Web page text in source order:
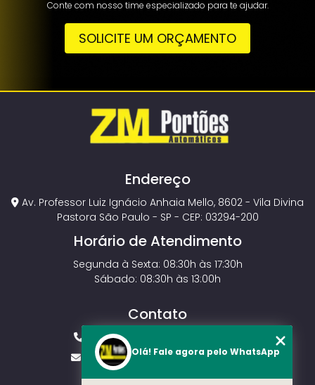
Conte com nosso time especializado para te ajudar.
SOLICITE UM ORÇAMENTO
Endereço
Av. Professor Luiz Ignácio Anhaia Mello, 8602 - Vila Divina
Pastora São Paulo - SP - CEP: 03294-200
Horário de Atendimento
Segunda à Sexta: 08:30h às 17:30h
Sábado: 08:30h às 13:00h
Contato
(11) 2143-4826
vendas.zmportoes@gmail.com
Olá! Fale agora pelo WhatsApp